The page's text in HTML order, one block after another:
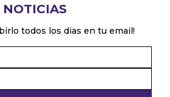
NOTICIAS
todos los dias en tu email!